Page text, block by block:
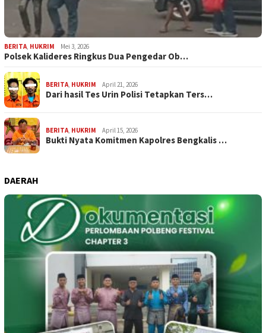
BERITA HUKRIM Mei 3, 2026
Polsek Kalideres Ringkus Dua Pengedar Ob…
BERITA HUKRIM April 21, 2026
Dari hasil Tes Urin Polisi Tetapkan Ters…
BERITA HUKRIM April 15, 2026
Bukti Nyata Komitmen Kapolres Bengkalis …
DAERAH